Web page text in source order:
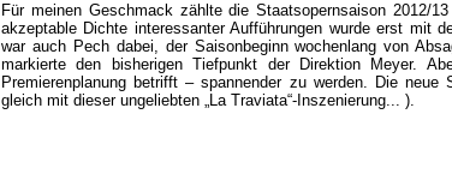
Für meinen Geschmack zählte die Staatsopernsaison 2012/
akzeptable Dichte interessanter Aufführungen wurde erst mit
war auch Pech dabei, der Saisonbeginn wochenlang von
markierte den bisherigen Tiefpunkt der Direktion Meyer.
Premierenplanung betrifft – spannender zu werden. Die
gleich mit dieser ungeliebten „La Traviata“-Inszenierung... ).